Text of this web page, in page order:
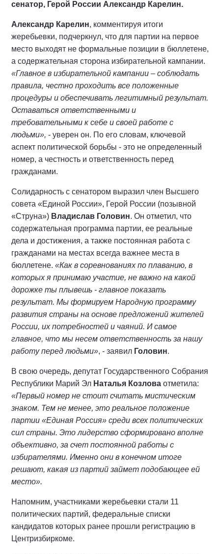
сенатор, Герой России Александр Карелин.
Александр Карелин, комментируя итоги
жеребьевки, подчеркнул, что для партии на первое
место выходят не формальные позиции в бюллетене,
а содержательная сторона избирательной кампании.
«Главное в избирательной кампании – соблюдать
правила, честно проходить все положенные
процедуры и обеспечивать легитимный результат.
Оставаться ответственными и
требовательными к себе и своей работе с
людьми», - уверен он. По его словам, ключевой
аспект политической борьбы - это не определенный
номер, а честность и ответственность перед
гражданами.
Солидарность с сенатором выразил член Высшего
совета «Единой России», Герой России (позывной
«Струна») Владислав Головин. Он отметил, что
содержательная программа партии, ее реальные
дела и достижения, а также постоянная работа с
гражданами на местах всегда важнее места в
бюллетене. «Как в соревнованиях по плаванию, в
которых я принимаю участие, не важно на какой
дорожке ты плывешь - главное показать
результат. Мы формируем Народную программу
развития страны на основе предложений жителей
России, их потребностей и чаяний. И самое
главное, что мы несем ответственность за нашу
работу перед людьми», - заявил Головин.
В свою очередь, депутат Государственного Собрания
Республики Марий Эл Наталья Козлова отметила:
«Первый номер не стоит считать мистическим
знаком. Тем не менее, это реальное положение
партии «Единая Россия» среди всех политических
сил страны. Это лидерство сформировано вполне
объективно, за счет постоянной работы с
избирателями. Именно они в конечном итоге
решают, какая из партий займет подобающее ей
место».
Напомним, участниками жеребьевки стали 11
политических партий, федеральные списки
кандидатов которых ранее прошли регистрацию в
Центризбиркоме.